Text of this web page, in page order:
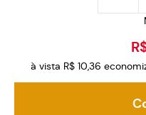
à vista R$ 10,36